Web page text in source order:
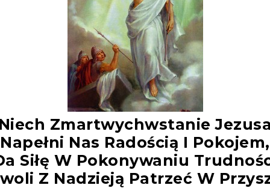
Zmartwychwstanie Jezusa
Napełni Nas Radością I Pokojem,
Siłę W Pokonywaniu
Z Nadzieją Patrzeć W